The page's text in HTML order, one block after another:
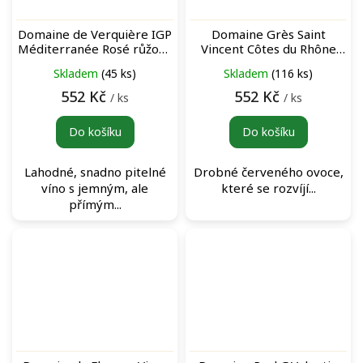
Domaine de Verquière IGP
Méditerranée Rosé růžové
Skladem (45 ks)
552 Kč / ks
Do košíku
Lahodné, snadno pitelné
víno s jemným, ale
přímým...
Domaine Grès Saint
Vincent Côtes du Rhône
červené víno
Skladem (116 ks)
552 Kč / ks
Do košíku
Drobné červeného ovoce,
které se rozvíjí...